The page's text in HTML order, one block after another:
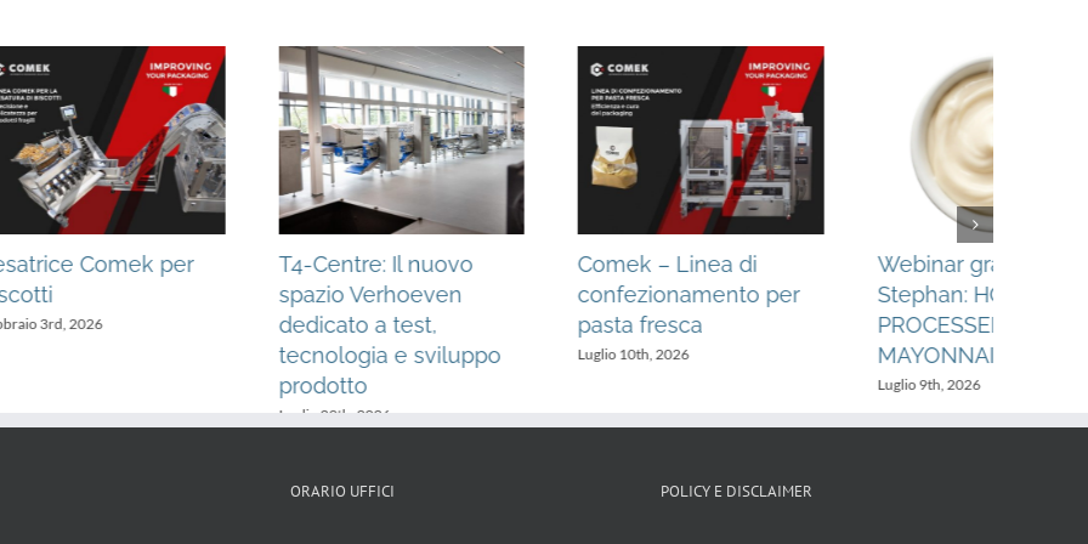
di
per
Webinar gratuito
Stephan: HOT –
MAYONNAISE
Sortecno: l’intelligenza
artificiale al servizio del
controllo qualità
Luglio 9th, 2026
Webinar gratuito
Stephan: CHILI SAUCES